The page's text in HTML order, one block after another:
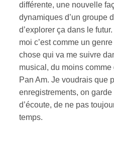
différente, une nouvelle
dynamiques d’un groupe
d’explorer ça dans le futur.
moi c’est comme un
chose qui va me suivre
musical, du moins
Pan Am. Je voudrais que
enregistrements, on
d’écoute, de ne pas
temps.